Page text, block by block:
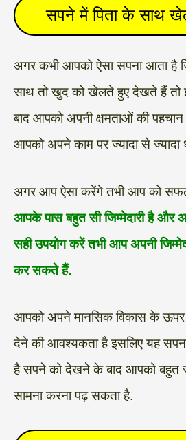
सपने में पिता के साथ
अगर कभी आपको ऐसा सपना आता है
साथ तो खुद को खेलते हुए देखते हैं
बाद आपको अपनी क्षमताओं की
आपको अपने काम पर ज्यादा से
अगर आप ऐसा करेंगे तभी आप को
आपके पास बहुत सी जिम्मेदारी है और
सही उपयोग करें तभी आप अपनी
कर सकते हैं.
आपको अपने मानसिक विकास के ऊपर
देने की आवश्यकता है इसलिए यह
है सपने को देखने के बाद आपको बहुत
सामना करना पढ़ सकता है.